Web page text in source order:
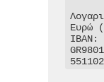
Ευρώ
IBAN: